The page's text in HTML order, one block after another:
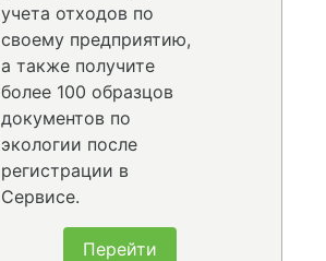
учета отходов по
своему предприятию,
а также получите
более 100 образцов
документов по
экологии после
регистрации в
Сервисе.
Перейти